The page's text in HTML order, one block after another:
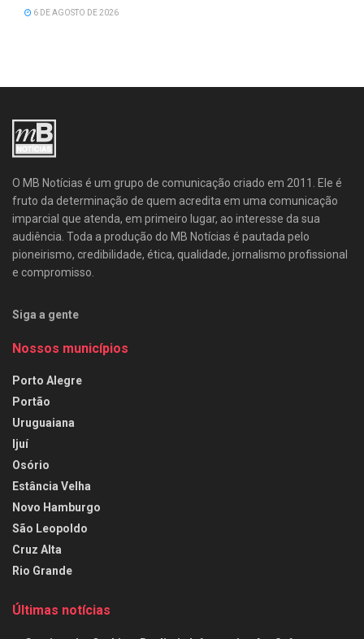
6 DE AGOSTO DE 2026
O MB Notícias é um grupo de comunicação criado em 2011. Ele é
fruto da determinação de quem acredita em uma comunicação
imparcial que atenda, em primeiro lugar, ao interesse da sua
audiência. Toda a produção do MB Notícias é pautada pelo
pioneirismo, credibilidade, ética, qualidade, jornalismo profissional
e compromisso.
Siga a gente
Nossos municípios
Porto Alegre
Portão
Uruguaiana
Ijuí
Osório
Estância Velha
Novo Hamburgo
São Leopoldo
Cruz Alta
Rio Grande
Últimas notícias